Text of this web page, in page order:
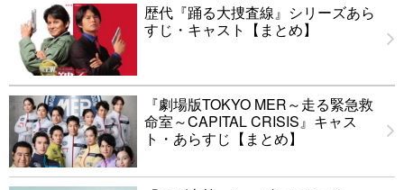
歴代『踊る大捜査線』シリーズあら
すじ・キャスト【まとめ】
『劇場版TOKYO MER～走る緊急救
命室～CAPITAL CRISIS』キャス
ト・あらすじ【まとめ】